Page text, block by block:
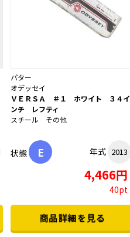
パター
オデッセイ
ＶＥＲＳＡ ＃１ ホワイト ３４イ
ンチ レフティ
スチール その他
状態 E 年式 2013
4,466円
40pt